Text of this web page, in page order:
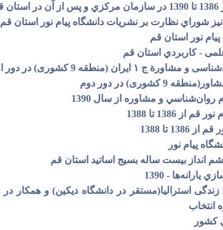
شوراي نظارت بر نشریات دانشگاه پیام نور استان قم
نور استان قم
- کاربردي استان قم
و مشاورة ج ۱ ایران (منطقه 9 کشوری) در دور اول
در دور دوم
و مشاوره از سال 1390
تا 1388
تا 1388
پیام نور
انداز بیست ساله بسیج اساتید استان قم
- 1390
انتخاب
کشور